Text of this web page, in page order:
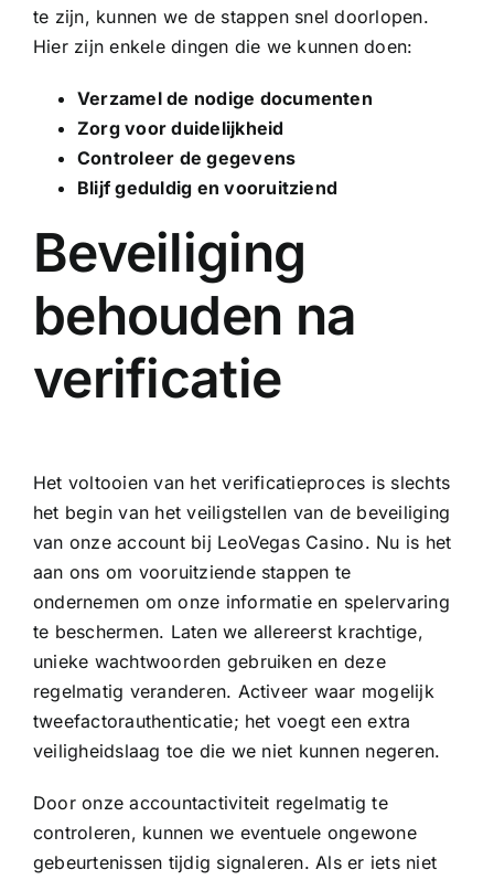
te zijn, kunnen we de stappen snel doorlopen.
Hier zijn enkele dingen die we kunnen doen:
Verzamel de nodige documenten
Zorg voor duidelijkheid
Controleer de gegevens
Blijf geduldig en vooruitziend
Beveiliging
behouden na
verificatie
Het voltooien van het verificatieproces is slechts
het begin van het veiligstellen van de beveiliging
van onze account bij LeoVegas Casino. Nu is het
aan ons om vooruitziende stappen te
ondernemen om onze informatie en spelervaring
te beschermen. Laten we allereerst krachtige,
unieke wachtwoorden gebruiken en deze
regelmatig veranderen. Activeer waar mogelijk
tweefactorauthenticatie; het voegt een extra
veiligheidslaag toe die we niet kunnen negeren.
Door onze accountactiviteit regelmatig te
controleren, kunnen we eventuele ongewone
gebeurtenissen tijdig signaleren. Als er iets niet